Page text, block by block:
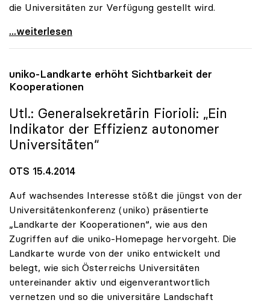
die Universitäten zur Verfügung gestellt wird.
uniko zu Zwei-Prozent-BIP-Ziel: Nur mit
...weiterlesen
uniko-Landkarte erhöht Sichtbarkeit der
Kooperationen
Utl.: Generalsekretärin Fiorioli: „Ein
Indikator der Effizienz autonomer
Universitäten“
OTS 15.4.2014
Auf wachsendes Interesse stößt die jüngst von der
Universitätenkonferenz (uniko) präsentierte
„Landkarte der Kooperationen“, wie aus den
Zugriffen auf die uniko-Homepage hervorgeht. Die
Landkarte wurde von der uniko entwickelt und
belegt, wie sich Österreichs Universitäten
untereinander aktiv und eigenverantwortlich
vernetzen und so die universitäre Landschaft